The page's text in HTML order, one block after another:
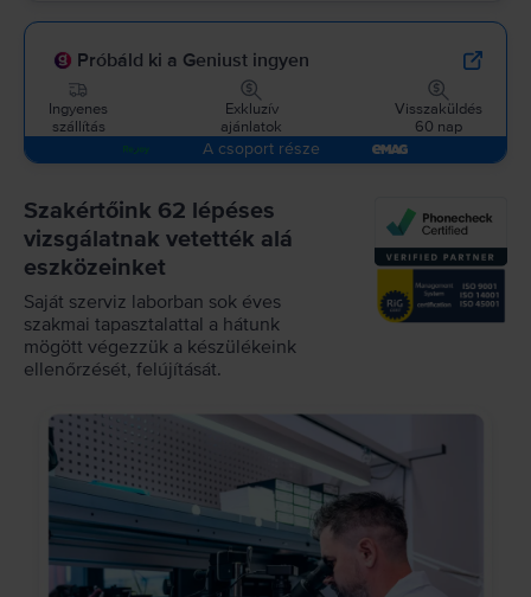
Próbáld ki a Geniust ingyen
Ingyenes
szállítás
Exkluzív
ajánlatok
Visszaküldés
60 nap
A csoport része
Szakértőink 62 lépéses
vizsgálatnak vetették alá
eszközeinket
Saját szerviz laborban sok éves
szakmai tapasztalattal a hátunk
mögött végezzük a készülékeink
ellenőrzését, felújítását.